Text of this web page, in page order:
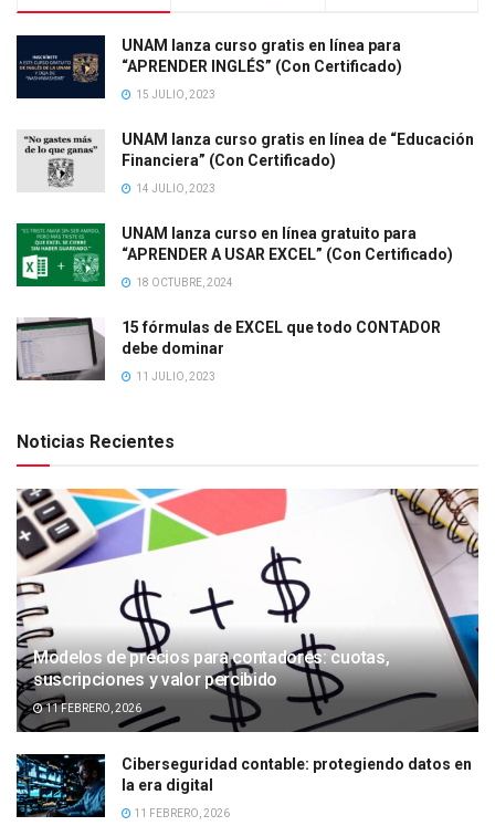
UNAM lanza curso gratis en línea para
“APRENDER INGLÉS” (Con Certificado)
15 JULIO, 2023
UNAM lanza curso gratis en línea de “Educación
Financiera” (Con Certificado)
14 JULIO, 2023
UNAM lanza curso en línea gratuito para
“APRENDER A USAR EXCEL” (Con Certificado)
18 OCTUBRE, 2024
15 fórmulas de EXCEL que todo CONTADOR
debe dominar
11 JULIO, 2023
Noticias Recientes
Modelos de precios para contadores: cuotas,
suscripciones y valor percibido
11 FEBRERO, 2026
Ciberseguridad contable: protegiendo datos en
la era digital
11 FEBRERO, 2026